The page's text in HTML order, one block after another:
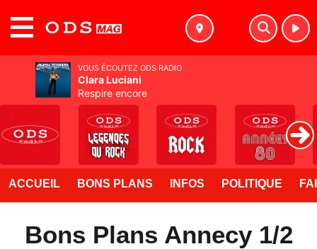
ACCUEIL BONS PLANS INFOS POLITIQUE
Bons Plans Annecy 1/2
VOUS ÉCOUTEZ ODS RADIO
Clara Luciani
Respire encore